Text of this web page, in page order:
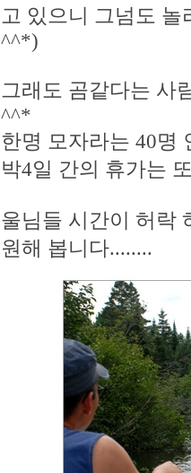
고 있으니 그넘도
^^*)
그래도 곰같다는 사
^^*
한명 모자라는 40명
박4일 간의 휴가는
울님들 시간이 허락
원해 봅니다........